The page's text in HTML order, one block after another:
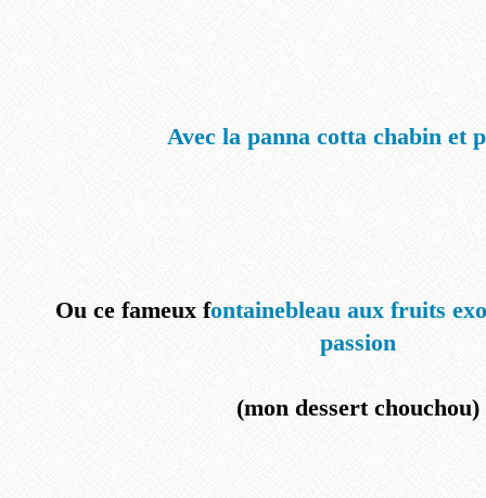
Avec la panna cotta chabin et
Ou ce fameux fontainebleau aux fruits
passion
(mon dessert chouchou)